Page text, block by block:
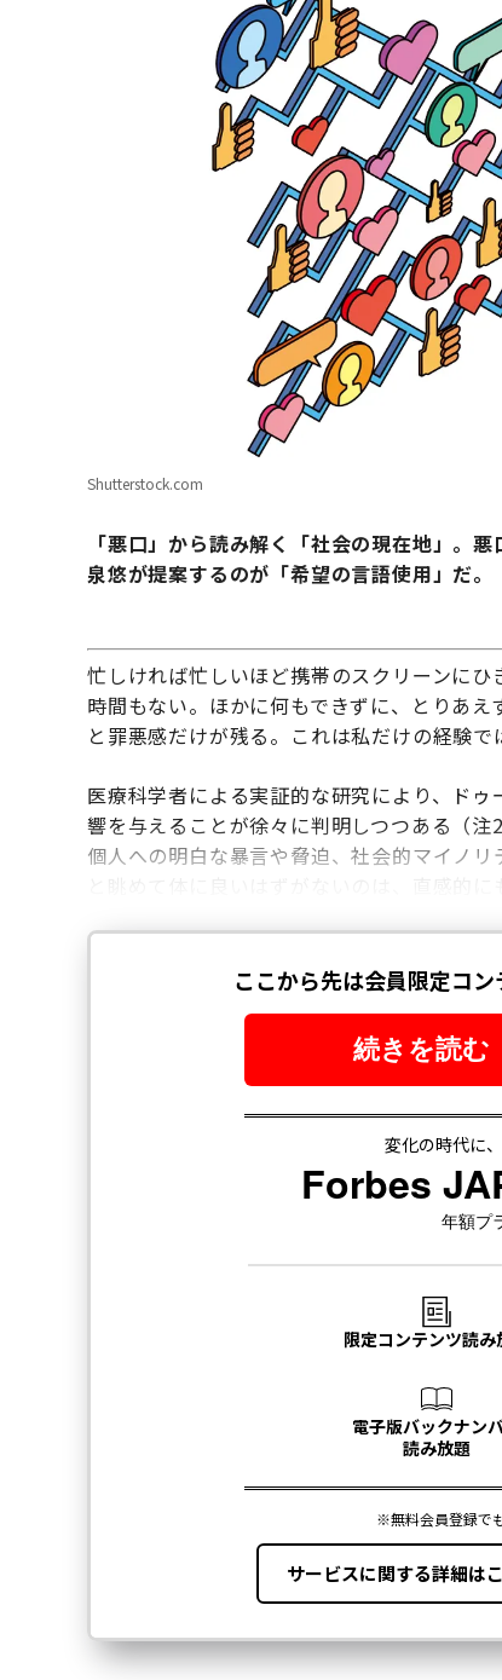
Shutterstock.com
「悪口」から読み解く「社会の現在地」。
泉悠が提案するのが「希望の言語使用」だ。
忙しければ忙しいほど携帯のスクリーンに
時間もない。ほかに何もできずに、とりあ
と罪悪感だけが残る。これは私だけの経験
医療科学者による実証的な研究により、ド
響を与えることが徐々に判明しつつある（
個人への明白な暴言や脅迫、社会的マイノ